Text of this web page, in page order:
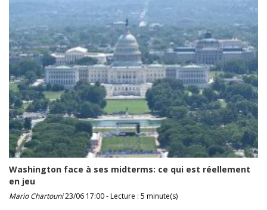
Washington face à ses midterms: ce qui est réellement
en jeu
Mario Chartouni23/06 17:00 - Lecture : 5 minute(s)